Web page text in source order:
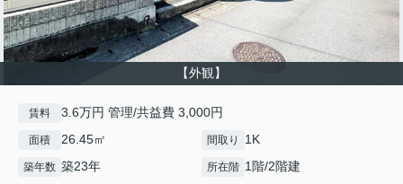
【外観】
賃料 3.6万円 管理/共益費 3,000円
面積 26.45㎡ 間取り 1K
築年数 築23年 所在階 1階/2階建